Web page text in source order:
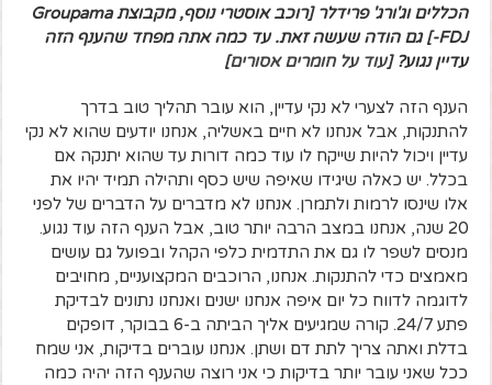
הכללים וג'ורג' פרידלר [רוכב אוסטרי נוסף, מקבוצת Groupama
-FDJ] גם הודה שעשה זאת. עד כמה אתה מפחד שהענף הזה
עדיין נגוע? [עוד על חומרים אסורים]
הענף הזה לצערי לא נקי עדיין, הוא עובר תהליך טוב בדרך
להתנקות, אבל אנחנו לא חיים באשליה, אנחנו יודעים שהוא לא נקי
עדיין ויכול להיות שייקח לו עוד כמה דורות עד שהוא יתנקה אם
בכלל. יש כאלה שיגידו שאיפה שיש כסף ותהילה תמיד יהיו את
אלו שינסו לרמות ולתמרן. אנחנו לא מדברים על הדברים של לפני
20 שנה, אנחנו במצב הרבה יותר טוב, אבל הענף הזה עוד נגוע.
מנסים לשפר לו גם את התדמית כלפי הקהל ובפועל גם עושים
מאמצים כדי להתנקות. אנחנו, הרוכבים המקצועניים, מחויבים
לדוגמה לדווח כל יום איפה אנחנו ישנים ואנחנו נתונים לבדיקת
פתע 24/7. קורה שמגיעים אליך הביתה ב-6 בבוקר, דופקים
בדלת ואתה צריך לתת דם ושתן. אנחנו עוברים בדיקות, אני שמח
ככל שאני עובר יותר בדיקות כי אני רוצה שהענף הזה יהיה כמה